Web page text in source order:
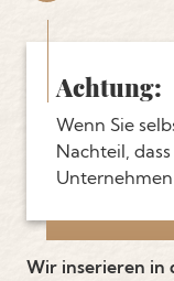
Achtung:
Wenn Sie
Nachteil,
Wir inserieren in